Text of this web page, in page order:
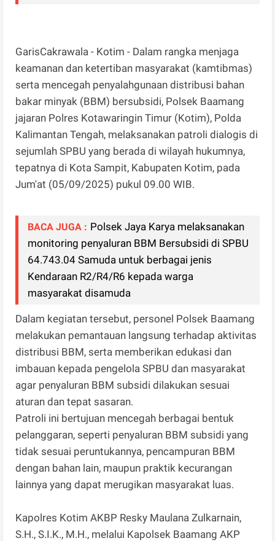
GarisCakrawala - Kotim - Dalam rangka menjaga
keamanan dan ketertiban masyarakat (kamtibmas)
serta mencegah penyalahgunaan distribusi bahan
bakar minyak (BBM) bersubsidi, Polsek Baamang
jajaran Polres Kotawaringin Timur (Kotim), Polda
Kalimantan Tengah, melaksanakan patroli dialogis di
sejumlah SPBU yang berada di wilayah hukumnya,
tepatnya di Kota Sampit, Kabupaten Kotim, pada
Jum'at (05/09/2025) pukul 09.00 WIB.
BACA JUGA : Polsek Jaya Karya melaksanakan
monitoring penyaluran BBM Bersubsidi di SPBU
64.743.04 Samuda untuk berbagai jenis
Kendaraan R2/R4/R6 kepada warga
masyarakat disamuda
Dalam kegiatan tersebut, personel Polsek Baamang
melakukan pemantauan langsung terhadap aktivitas
distribusi BBM, serta memberikan edukasi dan
imbauan kepada pengelola SPBU dan masyarakat
agar penyaluran BBM subsidi dilakukan sesuai
aturan dan tepat sasaran.
Patroli ini bertujuan mencegah berbagai bentuk
pelanggaran, seperti penyaluran BBM subsidi yang
tidak sesuai peruntukannya, pencampuran BBM
dengan bahan lain, maupun praktik kecurangan
lainnya yang dapat merugikan masyarakat luas.
Kapolres Kotim AKBP Resky Maulana Zulkarnain,
S.H., S.I.K., M.H., melalui Kapolsek Baamang AKP